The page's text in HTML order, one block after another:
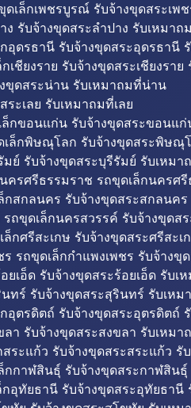
เล็กเพชรบูรณ์ รับจ้างขุดสระเ
รับจ้างขุดสระลำปาง รับเหมาถ
อุดรธานี รับจ้างขุดสระอุดรธานี
ชียงราย รับจ้างขุดสระเชียงราย
ขุดสระน่าน รับเหมาถมที่น่าน
ระเลย รับเหมาถมที่เลย
กขอนแก่น รับจ้างขุดสระขอนแ
ล็กพิษณุโลก รับจ้างขุดสระพิษณุ
ย์ รับจ้างขุดสระบุรีรัมย์ รับเหมา
รศรีธรรมราช รถขุดเล็กนคร
สกลนคร รับจ้างขุดสระสกลนค
ขุดเล็กนครสวรรค์ รับจ้างขุด
กศรีสะเกษ รับจ้างขุดสระศรีสะ
รถขุดเล็กกำแพงเพชร รับจ้าง
เอ็ด รับจ้างขุดสระร้อยเอ็ด รับเ
ทร์ รับจ้างขุดสระสุรินทร์ รับเห
อุตรดิตถ์ รับจ้างขุดสระอุตรดิตถ์
า รับจ้างขุดสระสงขลา รับเหมา
ระแก้ว รับจ้างขุดสระสระแก้ว รั
กาฬสินธุ์ รับจ้างขุดสระกาฬสิน
อุทัยธานี รับจ้างขุดสระอุทัยธานี